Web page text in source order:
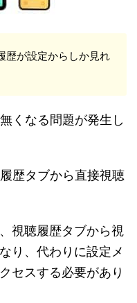
歴が設定からしか見れ
くなる問題が発生し
歴タブから直接視聴
視聴履歴タブから視
り、代わりに設定メ
セスする必要があり